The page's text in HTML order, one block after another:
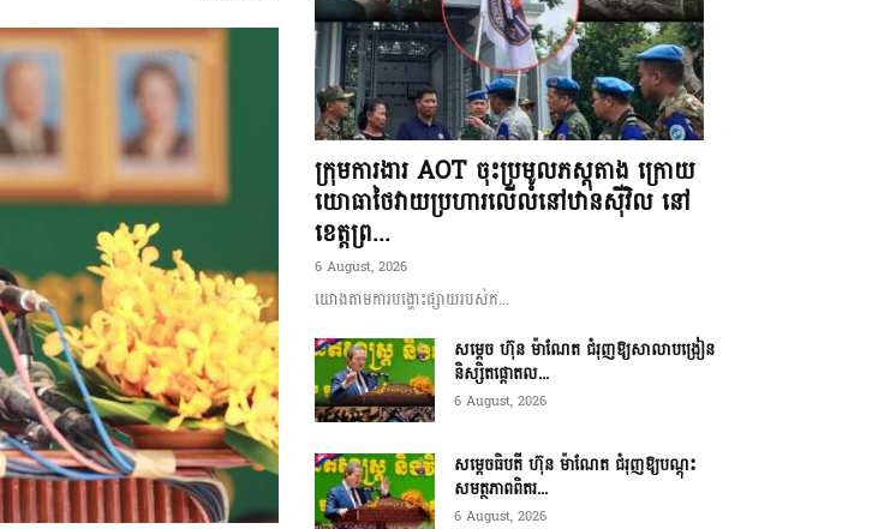
ព័ត៌មាន​
និង
ក្រុមការងារ AOT ចុះប្រមូលភស្តុតាង ក្រោយ
យោធាថៃវាយប្រហារលើលំនៅឋានស៊ីវិល នៅ
ខេត្តព្រ...
6 August, 2026
យោងតាមការបង្ហោះផ្សាយរបស់ក...
សម្តេច ហ៊ុន ម៉ាណែត ជំរុញឱ្យសាលាបង្រៀន
និស្សិតផ្តោតល...
6 August, 2026
សម្តេចធិបតី ហ៊ុន ម៉ាណែត ជំរុញឱ្យបណ្តុះ
សមត្ថភាពពិតរ...
6 August, 2026